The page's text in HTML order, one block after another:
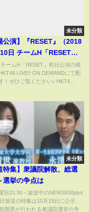
未分類
公演】『RESET』（2018
日 チームH「RESET」
演より）/ HKT48[公式]
ームH「RESET」初日公演の模
LIVE!! ON DEMANDにて配
！ぜひご覧ください♪ HKT4...
未分類
特集】衆議院解散、総選
選挙の争点は
日21:30～放送中のNEWS930plus
放送の特集は10月19日に公示、
開票が行われる衆議院選挙の争